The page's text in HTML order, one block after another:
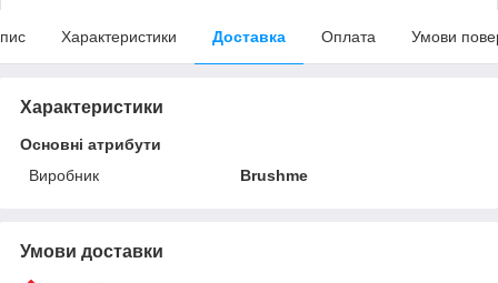
Характеристики Доставка Оплата Умови
Характеристики
Основні атрибути
Виробник
Brushme
Умови доставки